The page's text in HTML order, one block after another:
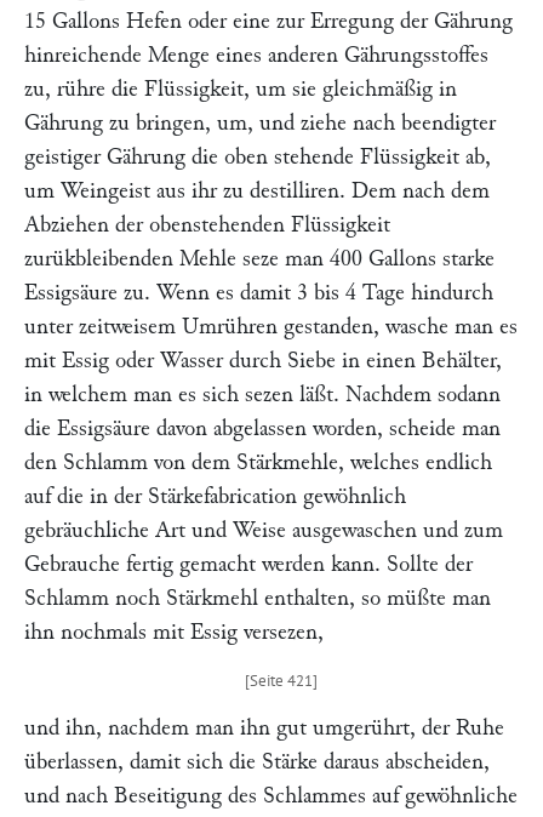
15 Gallons Hefen oder eine zur Erregung der Gährung
hinreichende Menge eines anderen Gährungsstoffes
zu, rühre die Flüssigkeit, um sie gleichmäßig in
Gährung zu bringen, um, und ziehe nach beendigter
geistiger Gährung die oben stehende Flüssigkeit ab,
um Weingeist aus ihr zu destilliren. Dem nach dem
Abziehen der obenstehenden Flüssigkeit
zurükbleibenden Mehle seze man 400 Gallons starke
Essigsäure zu. Wenn es damit 3 bis 4 Tage hindurch
unter zeitweisem Umrühren gestanden, wasche man es
mit Essig oder Wasser durch Siebe in einen Behälter,
in welchem man es sich sezen läßt. Nachdem sodann
die Essigsäure davon abgelassen worden, scheide man
den Schlamm von dem Stärkmehle, welches endlich
auf die in der Stärkefabrication gewöhnlich
gebräuchliche Art und Weise ausgewaschen und zum
Gebrauche fertig gemacht werden kann. Sollte der
Schlamm noch Stärkmehl enthalten, so müßte man
ihn nochmals mit Essig versezen,
und ihn, nachdem man ihn gut umgerührt, der Ruhe
überlassen, damit sich die Stärke daraus abscheiden,
und nach Beseitigung des Schlammes auf gewöhnliche